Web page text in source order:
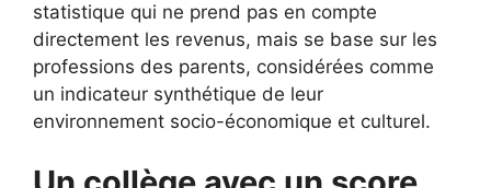
statistique qui ne prend pas en compte
directement les revenus, mais se base sur les
professions des parents, considérées comme
un indicateur synthétique de leur
environnement socio-économique et culturel.